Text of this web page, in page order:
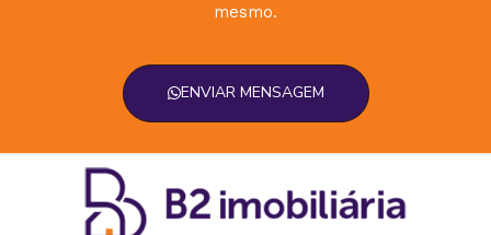
mesmo.
ENVIAR MENSAGEM